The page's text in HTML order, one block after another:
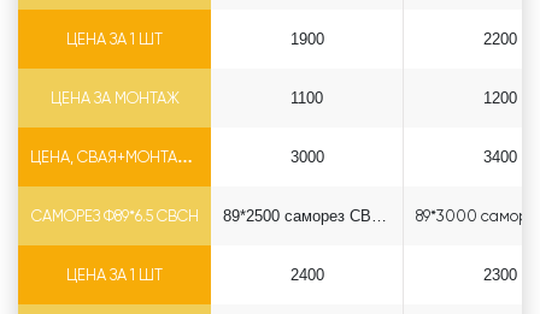
ЦЕНА ЗА 1 ШТ
ЦЕНА ЗА МОНТАЖ
ЦЕНА, СВАЯ+МОНТАЖ (БЕЗ ОГОЛОВКА)
1900
1100
3000
2200
1200
3400
САМОРЕЗ Ф89*6.5 СВСН
ЦЕНА ЗА 1 ШТ
89*2500 саморез СВСН
2400 2300